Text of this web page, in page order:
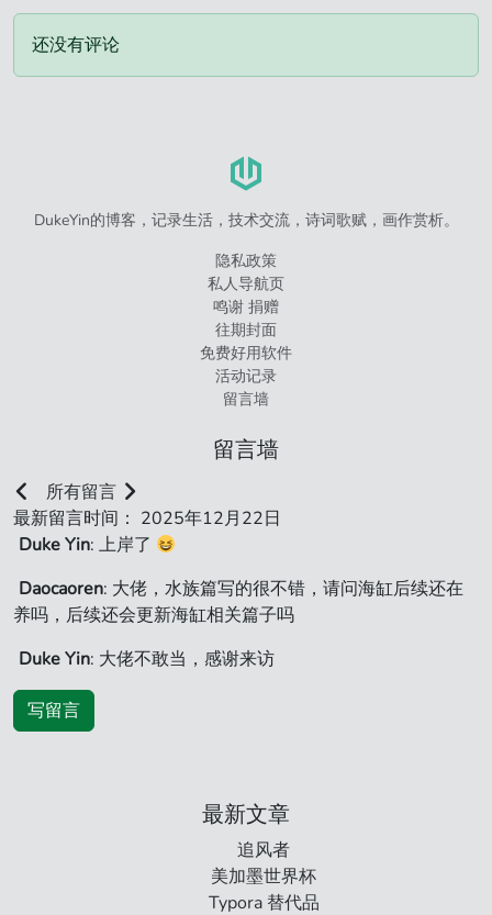
还没有评论
DukeYin的博客，记录生活，技术交流，诗词歌赋，画作赏析。
隐私政策
私人导航页
鸣谢 捐赠
往期封面
免费好用软件
活动记录
留言墙
留言墙
所有留言
最新留言时间： 2025年12月22日
Duke Yin: 上岸了
Daocaoren: 大佬，水族篇写的很不错，请问海缸后续还在
养吗，后续还会更新海缸相关篇子吗
Duke Yin: 大佬不敢当，感谢来访
写留言
最新文章
追风者
美加墨世界杯
Typora 替代品